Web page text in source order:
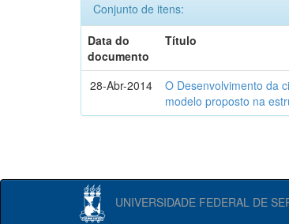
Conjunto de itens:
Data do
documento
Título
28-Abr-2014
O Desenvolvimento da
modelo proposto na
UNIVERSIDADE FEDERAL DE